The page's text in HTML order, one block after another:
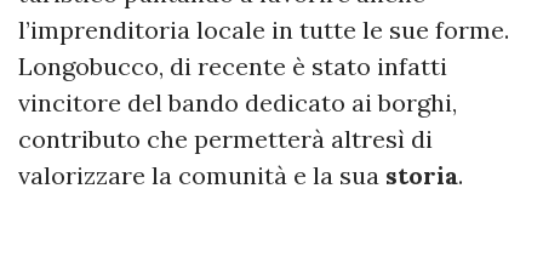
l’imprenditoria locale in tutte le sue forme.
Longobucco, di recente è stato infatti
vincitore del bando dedicato ai borghi,
contributo che permetterà altresì di
valorizzare la comunità e la sua storia.